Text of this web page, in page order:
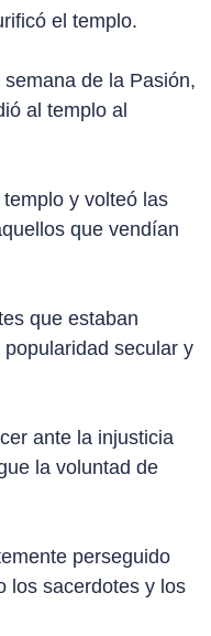
el templo.
de la Pasión,
al templo al
y volteó las
que vendían
que estaban
secular y
ante la injusticia
la voluntad de
perseguido
los sacerdotes y los